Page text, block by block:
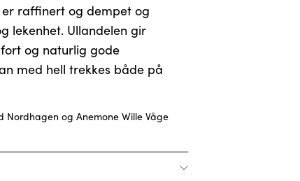
raffinert og dempet og
lekenhet. Ullandelen gir
og naturlig gode
med hell trekkes både på
Nordhagen og Anemone Wille Våge